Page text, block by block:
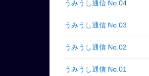
うみうし通信 No.04
うみうし通信 No.03
うみうし通信 No.02
うみうし通信 No.01